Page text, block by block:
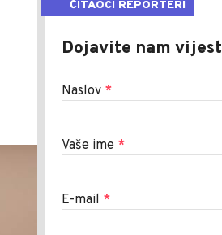
ČITAOCI REPORTERI
Dojavite nam vijest
Naslov *
Vaše ime *
E-mail *